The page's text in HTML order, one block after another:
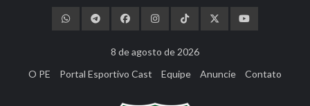
8 de agosto de 2026
O PE
Portal Esportivo Cast Equipe Anuncie Contato